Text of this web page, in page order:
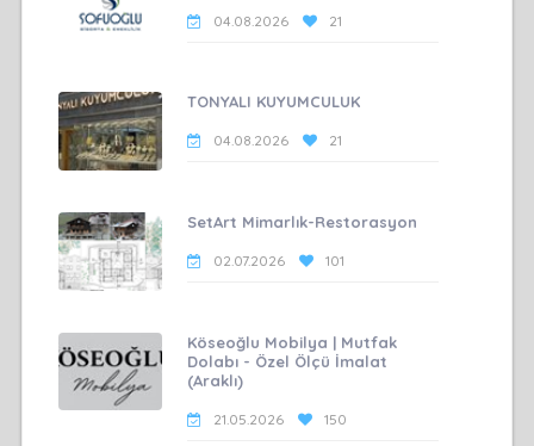
04.08.2026 21
TONYALI KUYUMCULUK
04.08.2026 21
SetArt Mimarlık-Restorasyon
02.07.2026 101
Köseoğlu Mobilya | Mutfak
Dolabı - Özel Ölçü İmalat
(Araklı)
21.05.2026 150